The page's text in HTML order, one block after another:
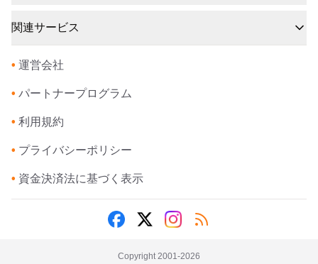
関連サービス
• 運営会社
• パートナープログラム
• 利用規約
• プライバシーポリシー
• 資金決済法に基づく表示
Copyright 2001-2026